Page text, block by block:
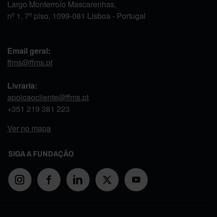
Largo Monterroio Mascarenhas,
nº 1, 7º piso, 1099-081 Lisboa - Portugal
Email geral:
ffms@ffms.pt
Livraria:
apoioaocliente@ffms.pt
+351 219 381 223
Ver no mapa
SIGA A FUNDAÇÃO